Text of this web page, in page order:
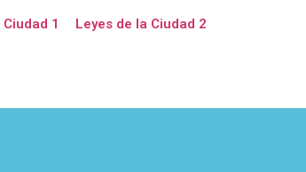
1 Leyes de la Ciudad 2